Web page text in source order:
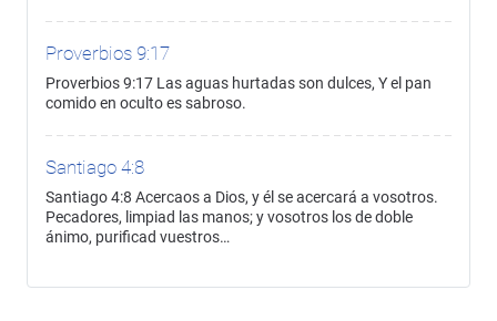
Proverbios 9:17
Proverbios 9:17 Las aguas hurtadas son dulces, Y el pan
comido en oculto es sabroso.
Santiago 4:8
Santiago 4:8 Acercaos a Dios, y él se acercará a vosotros.
Pecadores, limpiad las manos; y vosotros los de doble
ánimo, purificad vuestros…